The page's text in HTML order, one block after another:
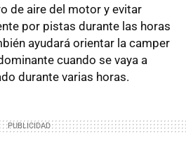
de aire del motor y evitar
por pistas durante las horas
ayudará orientar la camper
cuando se vaya a
durante varias horas.